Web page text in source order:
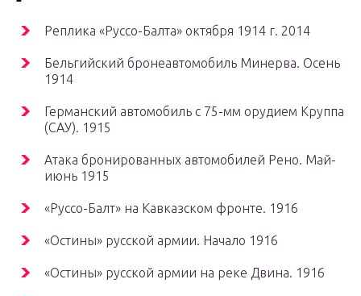
Реплика «Руссо-Балта» октября 1914 г. 2014
Бельгийский бронеавтомобиль Минерва. Осень
1914
Германский автомобиль с 75-мм орудием Круппа
(САУ). 1915
Атака бронированных автомобилей Рено. Май-
июнь 1915
«Руссо-Балт» на Кавказском фронте. 1916
«Остины» русской армии. Начало 1916
«Остины» русской армии на реке Двина. 1916